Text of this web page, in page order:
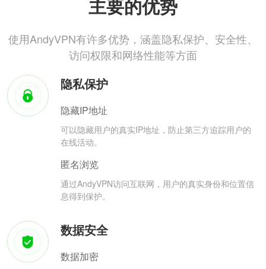
主要的优势
使用AndyVPN有许多优势，涵盖隐私保护、安全性、
访问权限和网络性能等方面
隐私保护
隐藏IP地址
可以隐藏用户的真实IP地址，防止第三方追踪用户的
在线活动。
匿名浏览
通过AndyVPN访问互联网，用户的真实身份和位置信
息得到保护。
数据安全
数据加密